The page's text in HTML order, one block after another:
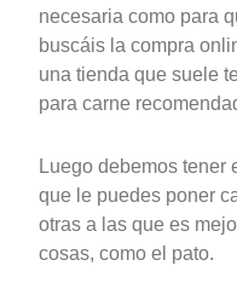
necesaria como para
buscáis la compra
una tienda que suele
para carne
Luego debemos tener
que le puedes poner
otras a las que es
cosas, como el pato.